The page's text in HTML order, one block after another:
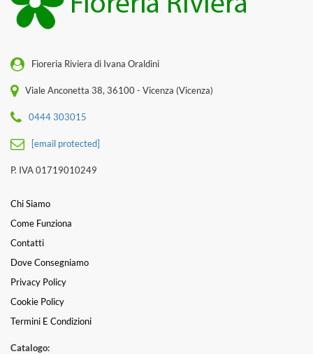
Fioreria Riviera di Ivana Oraldini
Viale Anconetta 38, 36100 - Vicenza (Vicenza)
0444 303015
[email protected]
P. IVA 01719010249
Chi Siamo
Come Funziona
Contatti
Dove Consegniamo
Privacy Policy
Cookie Policy
Termini E Condizioni
Catalogo: